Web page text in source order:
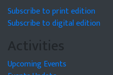
Subscribe to print edition
Subscribe to digital edition
Activities
Upcoming Events